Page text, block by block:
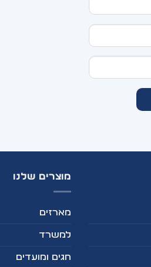
מוצרים שלנו
מארזים
למשרד
חגים ומועדים